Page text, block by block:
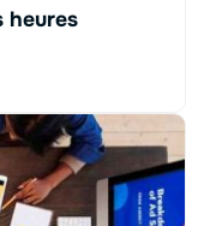
heures